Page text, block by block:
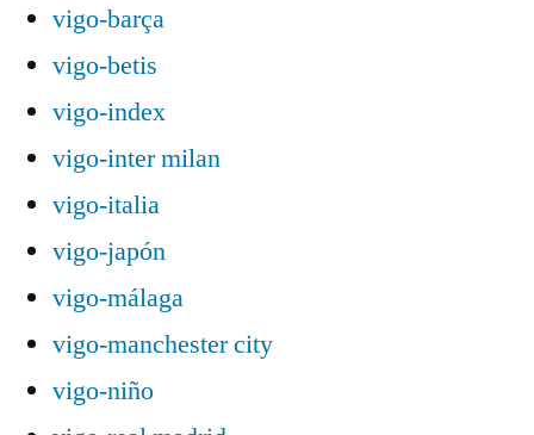
vigo-barça
vigo-betis
vigo-index
vigo-inter milan
vigo-italia
vigo-japón
vigo-málaga
vigo-manchester city
vigo-niño